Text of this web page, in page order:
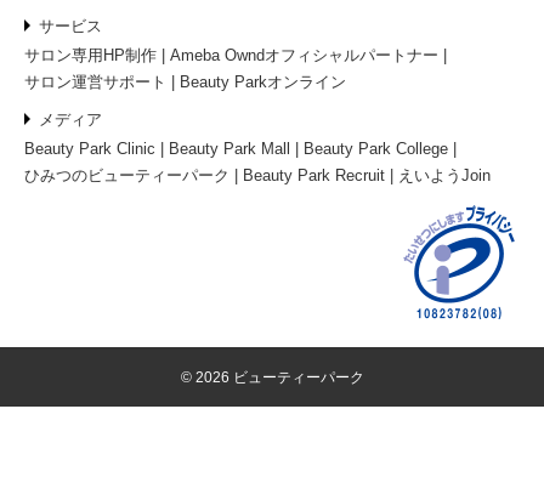
サービス
サロン専用HP制作
Ameba Owndオフィシャルパートナー
サロン運営サポート
Beauty Parkオンライン
メディア
Beauty Park Clinic
Beauty Park Mall
Beauty Park College
ひみつのビューティーパーク
Beauty Park Recruit えいようJoin
© 2026 ビューティーパーク